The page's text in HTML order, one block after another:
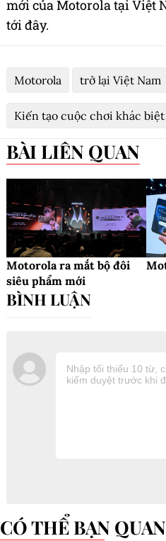
mới của Motorola tại Việt
tới đây.
Motorola trở lại Việt Nam
Kiến tạo cuộc chơi khác biệt
BÀI LIÊN QUAN
Motorola ra mắt bộ đôi
siêu phẩm mới
CÓ THỂ BẠN